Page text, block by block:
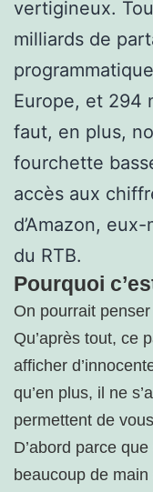
vertigineux.
milliards de
Europe, et 294
faut, en plus,
fourchette
accès aux
d’Amazon,
du RTB.
Pourquoi
On pourrait
Qu’après tout, ce
afficher
qu’en plus, il ne
permettent de
D’abord parce
beaucoup de